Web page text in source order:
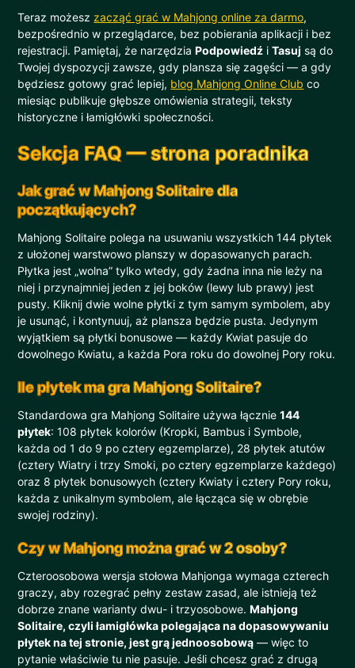
Teraz możesz zacząć grać w Mahjong online za darmo,
bezpośrednio w przeglądarce, bez pobierania aplikacji i bez
rejestracji. Pamiętaj, że narzędziaPodpowiedź iTasuj są do
Twojej dyspozycji zawsze, gdy plansza się zagęści — a gdy
będziesz gotowy grać lepiej, blog Mahjong Online Club co
miesiąc publikuje głębsze omówienia strategii, teksty
historyczne i łamigłówki społeczności.
Sekcja FAQ — strona poradnika
Jak grać w Mahjong Solitaire dla
początkujących?
Mahjong Solitaire polega na usuwaniu wszystkich 144 płytek
z ułożonej warstwowo planszy w dopasowanych parach.
Płytka jest „wolna” tylko wtedy, gdy żadna inna nie leży na
niej i przynajmniej jeden z jej boków (lewy lub prawy) jest
pusty. Kliknij dwie wolne płytki z tym samym symbolem, aby
je usunąć, i kontynuuj, aż plansza będzie pusta. Jedynym
wyjątkiem są płytki bonusowe — każdy Kwiat pasuje do
dowolnego Kwiatu, a każda Pora roku do dowolnej Pory roku.
Ile płytek ma gra Mahjong Solitaire?
Standardowa gra Mahjong Solitaire używa łącznie144
płytek: 108 płytek kolorów (Kropki, Bambus i Symbole,
każda od 1 do 9 po cztery egzemplarze), 28 płytek atutów
(cztery Wiatry i trzy Smoki, po cztery egzemplarze każdego)
oraz 8 płytek bonusowych (cztery Kwiaty i cztery Pory roku,
każda z unikalnym symbolem, ale łącząca się w obrębie
swojej rodziny).
Czy w Mahjong można grać w 2 osoby?
Czteroosobowa wersja stołowa Mahjonga wymaga czterech
graczy, aby rozegrać pełny zestaw zasad, ale istnieją też
dobrze znane warianty dwu- i trzyosobowe.Mahjong
Solitaire, czyli łamigłówka polegająca na dopasowywaniu
płytek na tej stronie, jest grą jednoosobową — więc to
pytanie właściwie tu nie pasuje. Jeśli chcesz grać z drugą